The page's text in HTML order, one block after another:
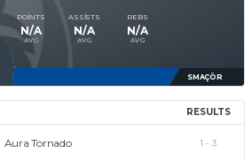
POINTS
N/A
AVG
ASSISTS
N/A
AVG
REBS
N/A
AVG
SMAÇÖR
RESULTS
Aura Tornado 1 - 3